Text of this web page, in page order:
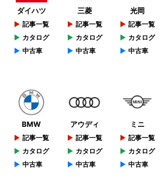
ダイハツ
記事一覧
カタログ
中古車
三菱
記事一覧
カタログ
中古車
光岡
記事一覧
カタログ
中古車
BMW
記事一覧
カタログ
中古車
アウディ
記事一覧
カタログ
中古車
ミニ
記事一覧
カタログ
中古車